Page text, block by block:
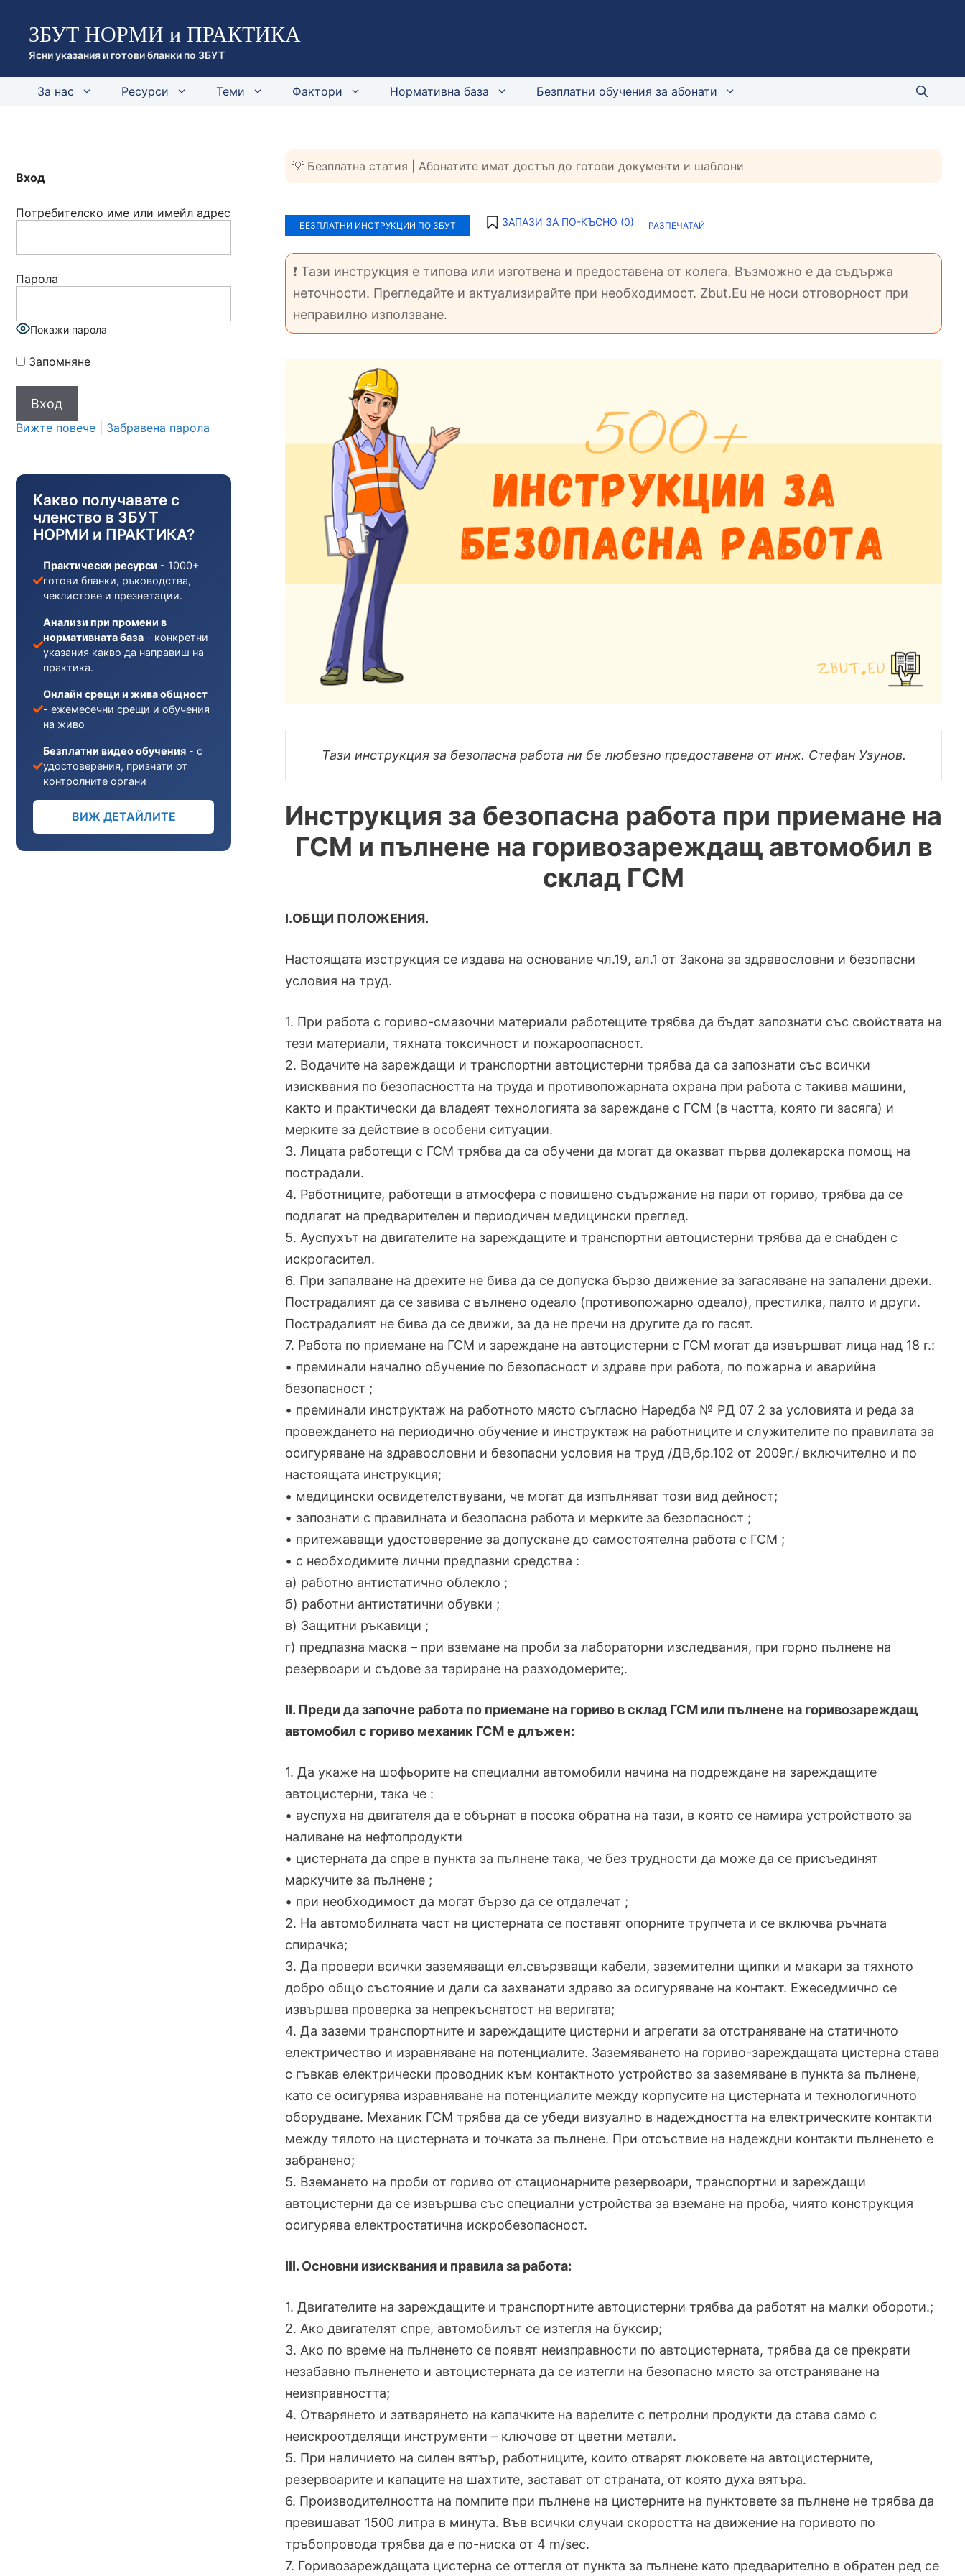
съдържанието
ЗБУТ НОРМИ и ПРАКТИКА
Ясни указания и готови бланки по ЗБУТ
За нас Ресурси Теми Фактори Нормативна база Безплатни обучения за абонати
💡 Безплатна статия | Абонатите имат достъп до готови документи и шаблони
БЕЗПЛАТНИ ИНСТРУКЦИИ ПО ЗБУТ ЗАПАЗИ ЗА ПО-КЪСНО (0) РАЗПЕЧАТАЙ
❗ Тази инструкция е типова или изготвена и предоставена от колега. Възможно е да съдържа
неточности. Прегледайте и актуализирайте при необходимост. Zbut.Eu не носи отговорност при
неправилно използване.
Тази инструкция за безопасна работа ни бе любезно предоставена от инж. Стефан Узунов.
Инструкция за безопасна работа при приемане на
ГСМ и пълнене на горивозареждащ автомобил в
склад ГСМ
I.ОБЩИ ПОЛОЖЕНИЯ.
Настоящата изструкция се издава на основание чл.19, ал.1 от Закона за здравословни и безопасни
условия на труд.
1. При работа с гориво-смазочни материали работещите трябва да бъдат запознати със свойствата на
тези материали, тяхната токсичност и пожароопасност.
2. Водачите на зареждащи и транспортни автоцистерни трябва да са запознати със всички
изисквания по безопасността на труда и противопожарната охрана при работа с такива машини,
както и практически да владеят технологията за зареждане с ГCМ (в частта, която ги засяга) и
мерките за действие в особени ситуации.
3. Лицата работещи с ГСМ трябва да са обучени да могат да оказват първа долекарска помощ на
пострадали.
4. Работниците, работещи в атмосфера с повишено съдържание на пари от гориво, трябва да се
подлагат на предварителен и периодичен медицински преглед.
5. Ауспухът на двигателите на зареждащите и транспортни автоцистерни трябва да е снабден с
искрогасител.
6. При запалване на дрехите не бива да се допуска бързо движение за загасяване на запалени дрехи.
Пострадалият да се завива с вълнено одеало (противопожарно одеало), престилка, палто и други.
Пострадалият не бива да се движи, за да не пречи на другите да го гасят.
7. Работа по приемане на ГСМ и зареждане на автоцистерни с ГСМ могат да извършват лица над 18 г.:
• преминали начално обучение по безопасност и здраве при работа, по пожарна и аварийна
безопасност ;
• преминали инструктаж на работното място съгласно Наредба № РД 07 2 за условията и реда за
провеждането на периодично обучение и инструктаж на работниците и служителите по правилата за
осигуряване на здравословни и безопасни условия на труд /ДВ,бр.102 от 2009г./ включително и по
настоящата инструкция;
• медицински освидетелствувани, че могат да изпълняват този вид дейност;
• запознати с правилната и безопасна работа и мерките за безопасност ;
• притежаващи удостоверение за допускане до самостоятелна работа с ГСМ ;
• с необходимите лични предпазни средства :
а) работно антистатично облекло ;
б) работни антистатични обувки ;
в) Защитни ръкавици ;
г) предпазна маска – при вземане на проби за лабораторни изследвания, при горно пълнене на
резервоари и съдове за тариране на разходомерите;.
II. Преди да започне работа по приемане на гориво в склад ГСМ или пълнене на горивозареждащ
автомобил с гориво механик ГСМ е длъжен:
1. Да укаже на шофьорите на специални автомобили начина на подреждане на зареждащите
автоцистерни, така че :
• ауспуха на двигателя да е обърнат в посока обратна на тази, в която се намира устройството за
наливане на нефтопродукти
• цистерната да спре в пункта за пълнене така, че без трудности да може да се присъединят
маркучите за пълнене ;
• при необходимост да могат бързо да се отдалечат ;
2. На автомобилната част на цистерната се поставят опорните трупчета и се включва ръчната
спирачка;
3. Да провери всички заземяващи ел.свързващи кабели, заземителни щипки и макари за тяхното
добро общо състояние и дали са захванати здраво за осигуряване на контакт. Ежеседмично се
извършва проверка за непрекъснатост на веригата;
4. Да заземи транспортните и зареждащите цистерни и агрегати за отстраняване на статичното
електричество и изравняване на потенциалите. Заземяването на гориво-зареждащата цистерна става
с гъвкав електрически проводник към контактното устройство за заземяване в пункта за пълнене,
като се осигурява изравняване на потенциалите между корпусите на цистерната и технологичното
оборудване. Механик ГСМ трябва да се убеди визуално в надеждността на електрическите контакти
между тялото на цистерната и точката за пълнене. При отсъствие на надеждни контакти пълненето е
забранено;
5. Вземането на проби от гориво от стационарните резервоари, транспортни и зареждащи
автоцистерни да се извършва със специални устройства за вземане на проба, чиято конструкция
осигурява електростатична искробезопасност.
III. Основни изисквания и правила за работа:
1. Двигателите на зареждащите и транспортните автоцистерни трябва да работят на малки обороти.;
2. Ако двигателят спре, автомобилът се изтегля на буксир;
3. Ако по време на пълненето се появят неизправности по автоцистерната, трябва да се прекрати
незабавно пълненето и автоцистерната да се изтегли на безопасно място за отстраняване на
неизправността;
4. Отварянето и затварянето на капачките на варелите с петролни продукти да става само с
неискроотделящи инструменти – ключове от цветни метали.
5. При наличието на силен вятър, работниците, които отварят люковете на автоцистерните,
резервоарите и капаците на шахтите, застават от страната, от която духа вятъра.
6. Производителността на помпите при пълнене на цистерните на пунктовете за пълнене не трябва да
превишават 1500 литра в минута. Във всички случаи скоростта на движение на горивото по
тръбопровода трябва да е по-ниска от 4 m/sec.
7. Горивозареждащата цистерна се оттегля от пункта за пълнене като предварително в обратен ред се
Вход
Потребителско име или имейл адрес
Парола
Покажи парола
Запомняне
Вижте повече Забравена парола
Какво получавате с
членство в ЗБУТ
НОРМИ и ПРАКТИКА?
Практически ресурси - 1000+
готови бланки, ръководства,
чеклистове и презнетации.
Анализи при промени в
нормативната база - конкретни
указания какво да направиш на
практика.
Онлайн срещи и жива общност
- ежемесечни срещи и обучения
на живо
Безплатни видео обучения - с
удостоверения, признати от
контролните органи
ВИЖ ДЕТАЙЛИТЕ